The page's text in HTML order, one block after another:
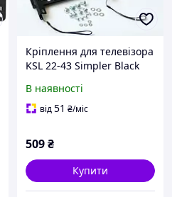
Кріплення для телевізора
KSL 22-43 Simpler Black
В наявності
від51 ₴/міс
509₴
Купити